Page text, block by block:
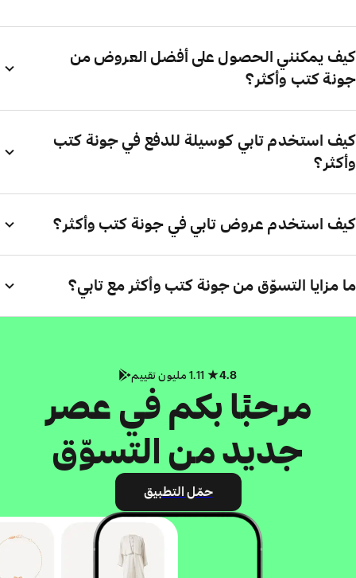
كيف يمكنني الحصول على أفضل العروض من
جونة كتب وأكثر؟
كيف استخدم تابي كوسيلة للدفع في جونة كتب
وأكثر؟
كيف استخدم عروض تابي في جونة كتب وأكثر؟
ما مزايا التسوّق من جونة كتب وأكثر مع تابي؟
4.8
مرحبًا بكم في عصر
جديد من التسوّق
حمّل التطبيق